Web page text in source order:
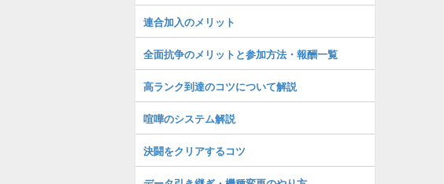
連合加入のメリット
全面抗争のメリットと参加方法・報酬一覧
高ランク到達のコツについて解説
喧嘩のシステム解説
決闘をクリアするコツ